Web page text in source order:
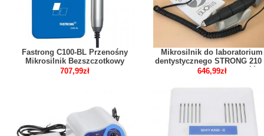
Fastrong C100-BL Przenośny
Mikrosilnik Bezszczotkowy
Stomatologiczny 30000 obr./min
707,99zł
Mikrosilnik do laboratorium
dentystycznego STRONG 210
STRONG 102L Rękojeść
646,99zł